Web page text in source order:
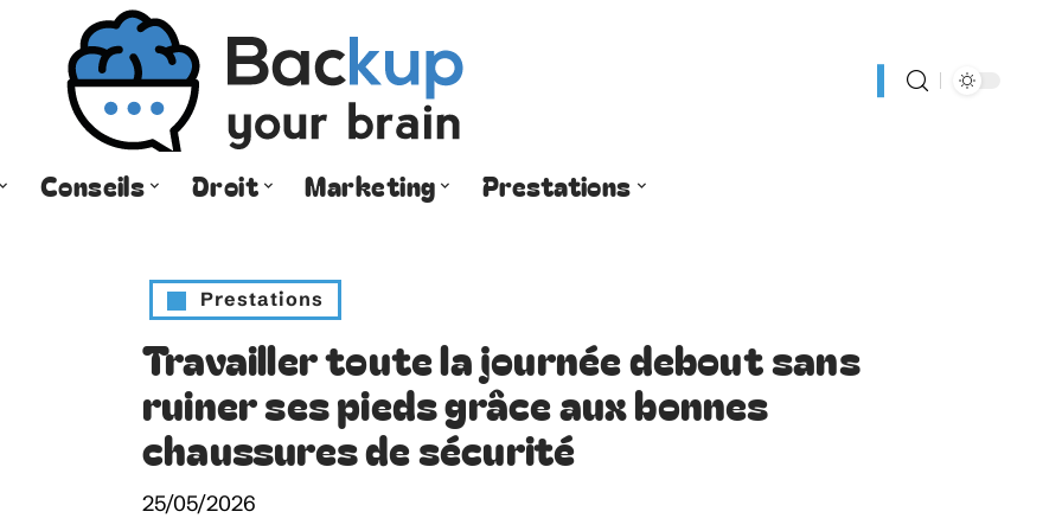
Conseils Droit Marketing Prestations
Prestations
Travailler toute la journée debout sans
ruiner ses pieds grâce aux bonnes
chaussures de sécurité
25/05/2026